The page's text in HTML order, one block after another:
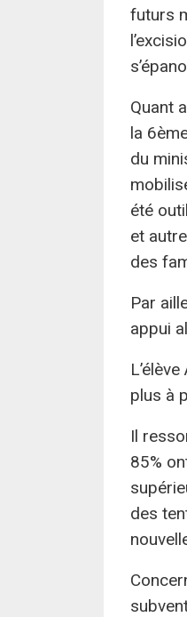
futurs
Quant
la
du
été
et
des
Par
appui
plus à
Il
85%
des